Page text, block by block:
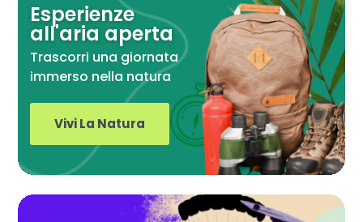
Esperienze
all'aria aperta
Trascorri una giornata
immerso nella natura
Vivi La Natura